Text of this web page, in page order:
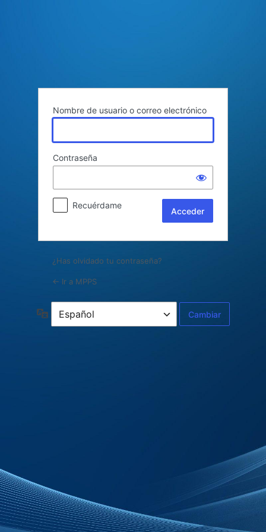
Nombre de usuario o correo electrónico
Contraseña
Recuérdame
¿Has olvidado tu contraseña?
← Ir a MPPS
Idioma